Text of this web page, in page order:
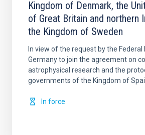
Kingdom of Denmark, the
of Great Britain and northern
the Kingdom of Sweden
In view of the request by the Federal
Germany to join the agreement on
astrophysical research and the
governments of the Kingdom of
In force